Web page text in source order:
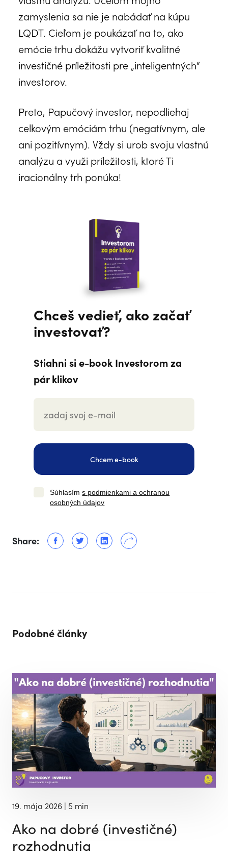
zamyslenia sa nie je nabádať na kúpu
LQDT. Cieľom je poukázať na to, ako
emócie trhu dokážu vytvoriť kvalitné
investičné príležitosti pre „inteligentných“
investorov.
Preto, Papučový investor, nepodliehaj
celkovým emóciám trhu (negatívnym, ale
ani pozitívnym). Vždy si urob svoju vlastnú
analýzu a využi príležitosti, ktoré Ti
iracionálny trh ponúka!
Chceš vedieť, ako začať
investovať?
Stiahni si e-book Investorom za
pár klikov
Chcem e-book
Súhlasíms podmienkami a ochranou
osobných údajov
Share:
Podobné články
19. mája 2026 | 5 min
Ako na dobré (investičné)
rozhodnutia